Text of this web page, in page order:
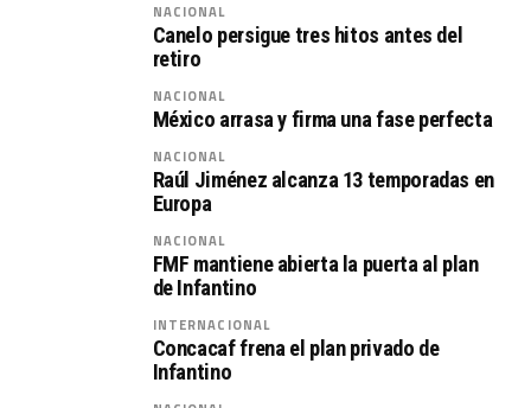
NACIONAL
Canelo persigue tres hitos antes del
retiro
NACIONAL
México arrasa y firma una fase perfecta
NACIONAL
Raúl Jiménez alcanza 13 temporadas en
Europa
NACIONAL
FMF mantiene abierta la puerta al plan
de Infantino
INTERNACIONAL
Concacaf frena el plan privado de
Infantino